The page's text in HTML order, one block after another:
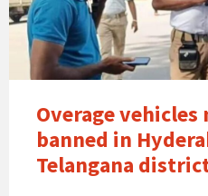
Overage vehicles
banned in
Telangana